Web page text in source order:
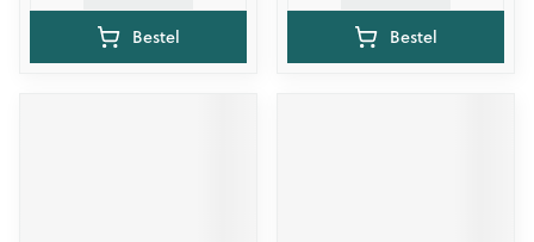
Bestel Bestel